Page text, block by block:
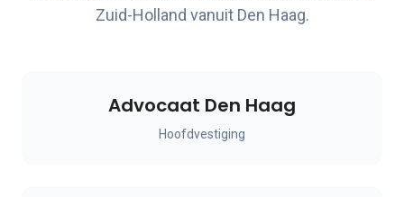
Zuid-Holland vanuit Den Haag.
Advocaat Den Haag
Hoofdvestiging